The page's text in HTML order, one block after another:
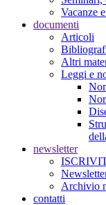
Vacanze
documenti
Articoli
Altri
Leggi e
newsletter
Archivio
contatti